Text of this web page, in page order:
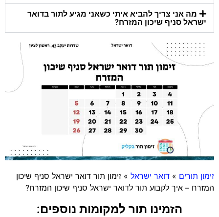
מה אני צריך להביא איתי כשאני מגיע לתור בדואר
ישראל סניף שיכון המזרח?
זימון תורים » דואר ישראל » זימון תור דואר ישראל סניף שיכון
המזרח – איך לקבוע תור לדואר ישראל סניף שיכון המזרח?
הזמינו תור למקומות נוספים: